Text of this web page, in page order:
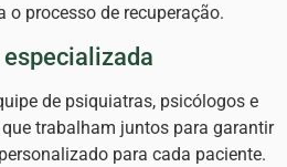
o processo de recuperação.
especializada
de psiquiatras, psicólogos e
trabalham juntos para garantir
para cada paciente.